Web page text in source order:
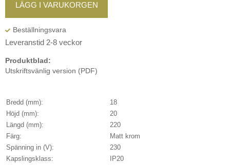
LÄGG I VARUKORGEN
Leveranstid 2-8 veckor
Produktblad:
Utskriftsvänlig version (PDF)
Bredd (mm):
18
Höjd (mm):
20
Längd (mm):
220
Färg:
Matt krom
Spänning in (V):
230
Kapslingsklass:
IP20